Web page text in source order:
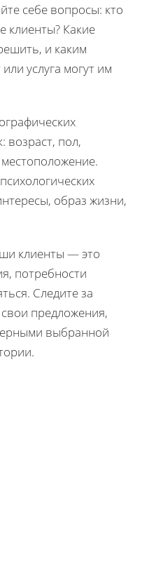
себе вопросы: кто
клиенты? Какие
и каким
услуга могут им
возраст, пол,
образ жизни,
клиенты — это
потребности
Следите за
предложения,
выбранной